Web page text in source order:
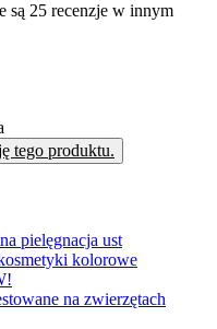
są 25 recenzje w innym
tego produktu.
pielęgnacja ust
kolorowe
na zwierzętach